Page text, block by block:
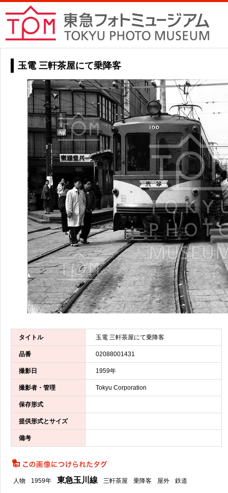
玉電 三軒茶屋にて乗降客
タイトル 玉電 三軒茶屋にて乗降客
品番 02088001431
撮影日 1959年
撮影者・管理 Tokyu Corporation
保存形式
提供形式とサイズ
備考
人物 1959年 東急玉川線 三軒茶屋 乗降客 屋外 鉄道